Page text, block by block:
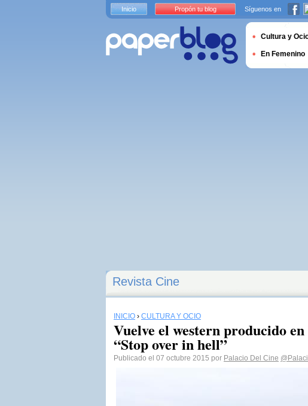
Revista Cine
INICIO › CULTURA Y OCIO
Vuelve el western producido
“Stop over in hell”
Publicado el 07 octubre 2015 por Palacio Del Cine
Inicio Propón tu blog Síguenos en
Cultura y
En Femenino